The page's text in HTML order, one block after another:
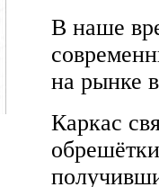
В наше
на рынке
Каркас